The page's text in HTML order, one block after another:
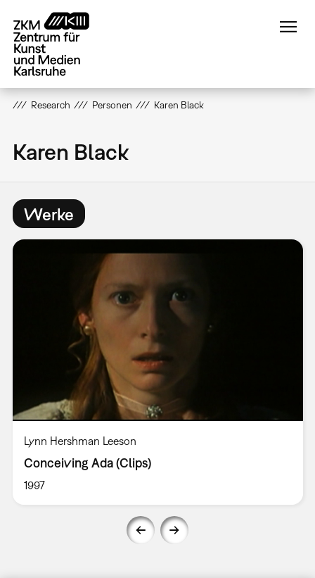
zum
Inhalt
Research Personen Karen Black
Karen Black
Werke
Lynn Hershman Leeson
Conceiving Ada (Clips)
1997